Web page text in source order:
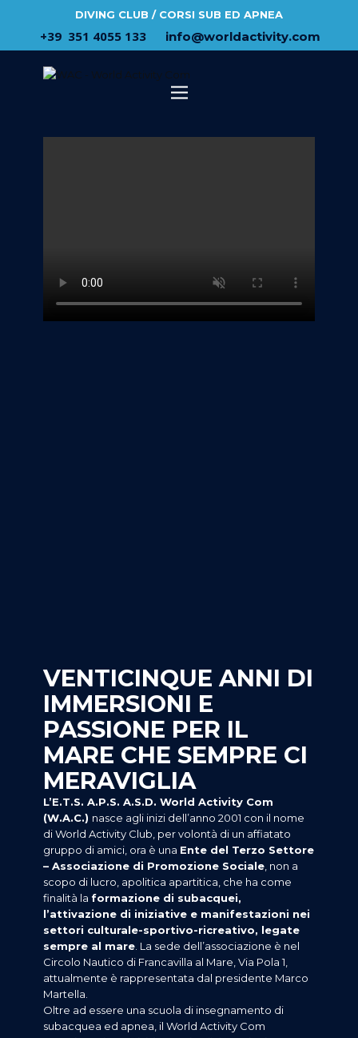
DIVING CLUB / CORSI SUB ED APNEA
​+39 ​ ​351 4055 133 ​info@​worldactivity.com
VENTICINQUE ANNI DI
IMMERSIONI E
PASSIONE PER IL
MARE CHE SEMPRE CI
MERAVIGLIA
L’E.T.S. A.P.S. A.S.D. World Activity Com
(W.A.C.) nasce agli inizi dell’anno 2001 con il nome
di World Activity Club, per volontà di un affiatato
gruppo di amici, ora è una Ente del Terzo Settore
– Associazione di Promozione Sociale , non a
scopo di lucro, apolitica apartitica, che ha come
finalità la formazione di subacquei,
l’attivazione di iniziative e manifestazioni nei
settori culturale-sportivo-ricreativo, legate
sempre al mare . La sede dell’associazione è nel
Circolo Nautico di Francavilla al Mare, Via Pola 1,
attualmente è rappresentata dal presidente Marco
Martella.
Oltre ad essere una scuola di insegnamento di
subacquea ed apnea, il World Activity Com